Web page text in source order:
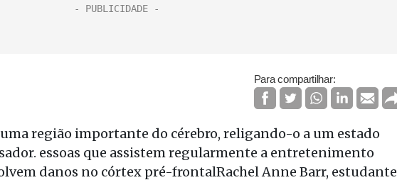
Para compartilhar:
região importante do cérebro, religando-o a um estado
essoas que assistem regularmente a entretenimento
danos no córtex pré-frontalRachel Anne Barr, estudante